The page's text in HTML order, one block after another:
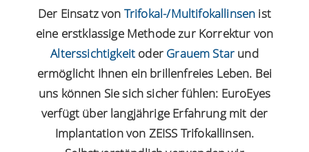
Der Einsatz von Trifokal-/Multifokallinsen ist
eine erstklassige Methode zur Korrektur von
Alterssichtigkeit oder Grauem Star und
ermöglicht Ihnen ein brillenfreies Leben. Bei
uns können Sie sich sicher fühlen: EuroEyes
verfügt über langjährige Erfahrung mit der
Implantation von ZEISS Trifokallinsen.